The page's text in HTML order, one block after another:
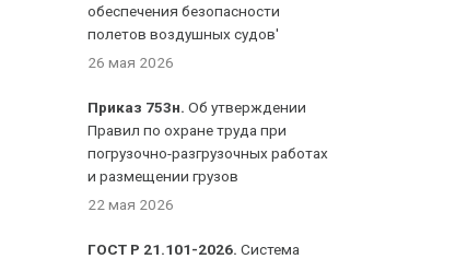
обеспечения безопасности
полетов воздушных судов'
26 мая 2026
Приказ 753н. Об утверждении
Правил по охране труда при
погрузочно-разгрузочных работах
и размещении грузов
22 мая 2026
ГОСТ Р 21.101-2026. Система